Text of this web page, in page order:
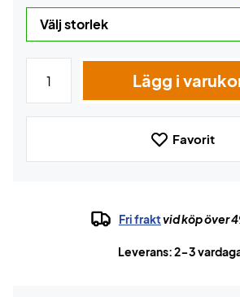
Lägg i
Favorit
Fri fraktvid köp över
Leverans: 2-3